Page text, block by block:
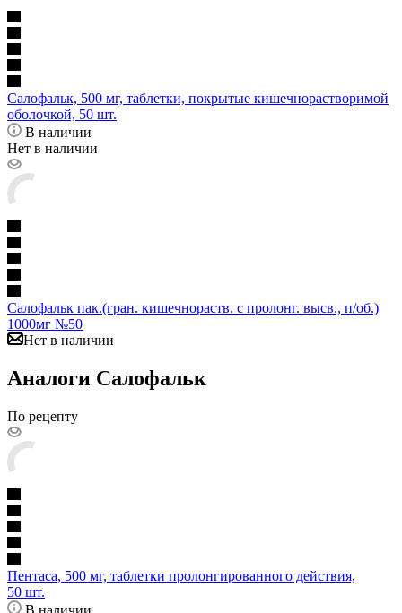
Салофальк, 500 мг, таблетки, покрытые кишечнорастворимой
оболочкой, 50 шт.
В наличии
Нет в наличии
Салофальк пак.(гран. кишечнораств. с пролонг. высв., п/об.)
1000мг №50
Нет в наличии
Аналоги Салофальк
По рецепту
Пентаса, 500 мг, таблетки пролонгированного действия,
50 шт.